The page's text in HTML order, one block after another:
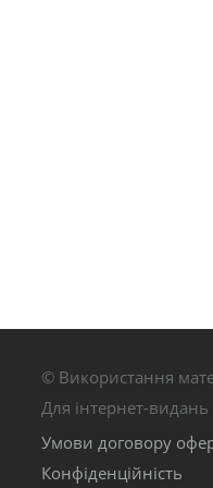
© Використання
Для інтернет-
Умови договору
Конфіденційність